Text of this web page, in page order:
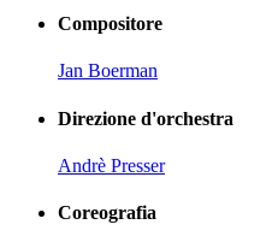
Compositore
Jan Boerman
Direzione d'orchestra
Andrè Presser
Coreografia